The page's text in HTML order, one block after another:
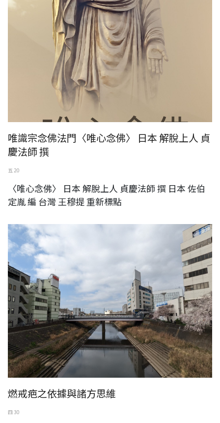
唯識宗念佛法門〈唯心念佛〉 日本 解脫上人 貞
慶法師 撰
五 20
〈唯心念佛〉 日本 解脫上人 貞慶法師 撰 日本 佐伯
定胤 編 台灣 王穆提 重新標點
燃戒疤之依據與諸方思維
四 30